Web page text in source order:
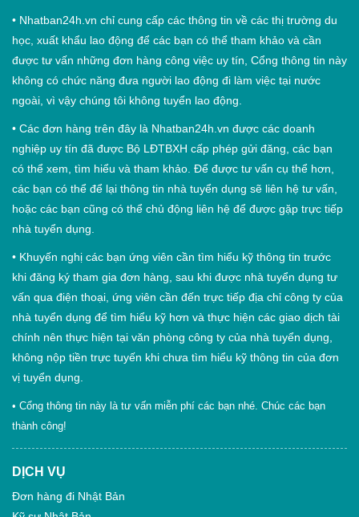
• Nhatban24h.vn chỉ cung cấp các thông tin về các thị trường du
học, xuất khẩu lao động để các bạn có thể tham khảo và cần
được tư vấn những đơn hàng công việc uy tín, Cổng thông tin này
không có chức năng đưa người lao động đi làm việc tại nước
ngoài, vì vậy chúng tôi không tuyển lao động.
• Các đơn hàng trên đây là Nhatban24h.vn được các doanh
nghiệp uy tín đã được Bộ LĐTBXH cấp phép gửi đăng, các bạn
có thể xem, tìm hiểu và tham khảo. Để được tư vấn cụ thể hơn,
các bạn có thể để lại thông tin nhà tuyển dụng sẽ liên hệ tư vấn,
hoặc các bạn cũng có thể chủ động liên hệ để được gặp trực tiếp
nhà tuyển dụng.
• Khuyến nghị các bạn ứng viên cần tìm hiểu kỹ thông tin trước
khi đăng ký tham gia đơn hàng, sau khi được nhà tuyển dụng tư
vấn qua điện thoại, ứng viên cần đến trực tiếp địa chỉ công ty của
nhà tuyển dụng để tìm hiểu kỹ hơn và thực hiện các giao dịch tài
chính nên thực hiện tại văn phòng công ty của nhà tuyển dụng,
không nộp tiền trực tuyến khi chưa tìm hiểu kỹ thông tin của đơn
vị tuyển dụng.
• Cổng thông tin này là tư vấn miễn phí các bạn nhé. Chúc các bạn
thành công!
DỊCH VỤ
Đơn hàng đi Nhật Bản